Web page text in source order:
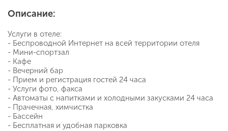
Описание:
Услуги в отеле:
- Беспроводной Интернет на всей территории отеля
- Мини-спортзал
- Кафе
- Вечерний бар
- Прием и регистрация гостей 24 часа
- Услуги фото, факса
- Автоматы с напитками и холодными закусками 24 часа
- Прачечная, химчистка
- Бассейн
- Бесплатная и удобная парковка